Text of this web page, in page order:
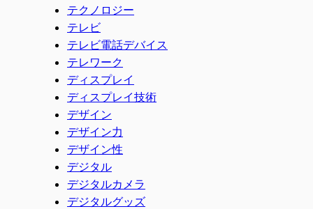
テクノロジー
テレビ
テレビ電話デバイス
テレワーク
ディスプレイ
ディスプレイ技術
デザイン
デザイン力
デザイン性
デジタル
デジタルカメラ
デジタルグッズ